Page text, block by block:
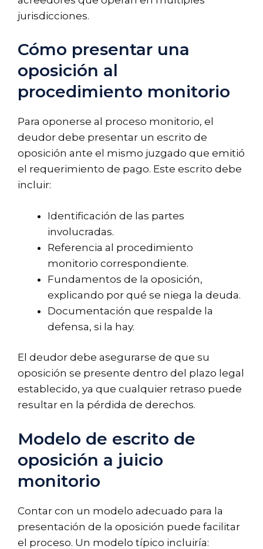
jurisdicciones.
Cómo presentar una
oposición al
procedimiento monitorio
Para oponerse al proceso monitorio, el
deudor debe presentar un escrito de
oposición ante el mismo juzgado que emitió
el requerimiento de pago. Este escrito debe
incluir:
Identificación de las partes
involucradas.
Referencia al procedimiento
monitorio correspondiente.
Fundamentos de la oposición,
explicando por qué se niega la deuda.
Documentación que respalde la
defensa, si la hay.
El deudor debe asegurarse de que su
oposición se presente dentro del plazo legal
establecido, ya que cualquier retraso puede
resultar en la pérdida de derechos.
Modelo de escrito de
oposición a juicio
monitorio
Contar con un modelo adecuado para la
presentación de la oposición puede facilitar
el proceso. Un modelo típico incluiría: